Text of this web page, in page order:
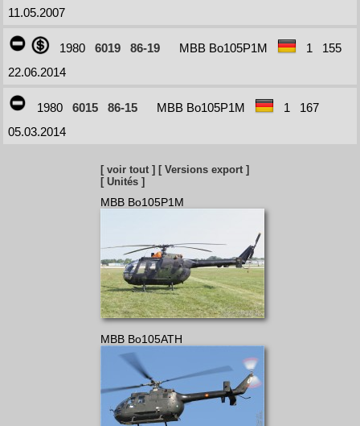
11.05.2007
1980 6019 86-19 MBB Bo105P1M 1
155
22.06.2014
1980 6015 86-15 MBB Bo105P1M 1
167
05.03.2014
[ voir tout ] [ Versions export ]
[ Unités ]
MBB Bo105P1M
MBB Bo105ATH